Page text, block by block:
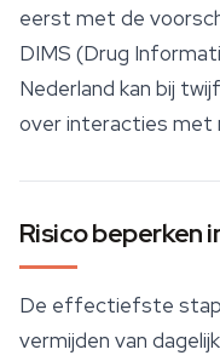
eerst met de
DIMS (Drug
Nederland kan bij
over interacties met
Risico beperken
De effectiefste stap
vermijden van